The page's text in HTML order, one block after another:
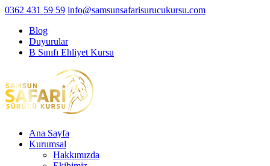
0362 431 59 59 info@samsunsafarisurucukursu.com
Blog
Duyurular
B Sınıfı Ehliyet Kursu
Ana Sayfa
Kurumsal
Hakkımızda